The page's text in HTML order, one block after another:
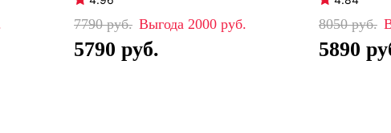
7790 2000
5790
8050
5890